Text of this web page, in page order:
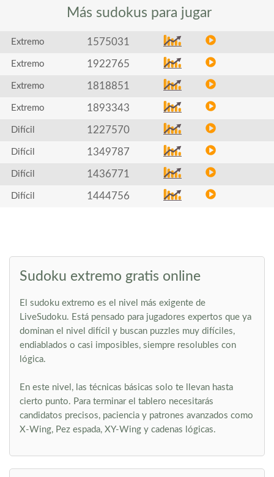
Más sudokus para jugar
Extremo 1575031
Extremo 1922765
Extremo 1818851
Extremo 1893343
Difícil 1227570
Difícil 1349787
Difícil 1436771
Difícil 1444756
Sudoku extremo gratis online
El sudoku extremo es el nivel más exigente de
LiveSudoku. Está pensado para jugadores expertos que ya
dominan el nivel difícil y buscan puzzles muy difíciles,
endiablados o casi imposibles, siempre resolubles con
lógica.
En este nivel, las técnicas básicas solo te llevan hasta
cierto punto. Para terminar el tablero necesitarás
candidatos precisos, paciencia y patrones avanzados como
X-Wing, Pez espada, XY-Wing y cadenas lógicas.